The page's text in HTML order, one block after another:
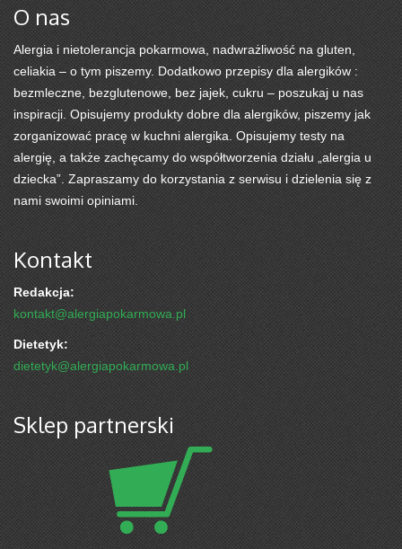
O nas
Alergia i nietolerancja pokarmowa, nadwrażliwość na gluten,
celiakia – o tym piszemy. Dodatkowo przepisy dla alergików :
bezmleczne, bezglutenowe, bez jajek, cukru – poszukaj u nas
inspiracji. Opisujemy produkty dobre dla alergików, piszemy jak
zorganizować pracę w kuchni alergika. Opisujemy testy na
alergię, a także zachęcamy do współtworzenia działu „alergia u
dziecka”. Zapraszamy do korzystania z serwisu i dzielenia się z
nami swoimi opiniami.
Kontakt
Redakcja:
kontakt@alergiapokarmowa.pl
Dietetyk:
dietetyk@alergiapokarmowa.pl
Sklep partnerski